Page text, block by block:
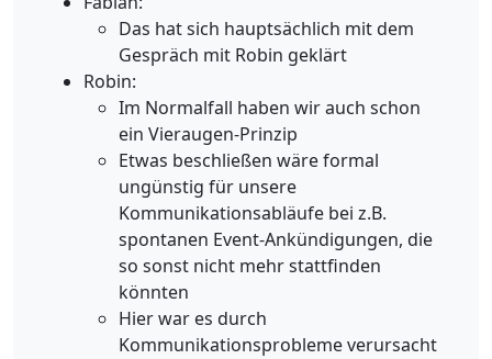
Das hat sich hauptsächlich mit dem
Gespräch mit Robin geklärt
Robin:
Im Normalfall haben wir auch schon
ein Vieraugen-Prinzip
Etwas beschließen wäre formal
ungünstig für unsere
Kommunikationsabläufe bei z.B.
spontanen Event-Ankündigungen, die
so sonst nicht mehr stattfinden
könnten
Hier war es durch
Kommunikationsprobleme verursacht